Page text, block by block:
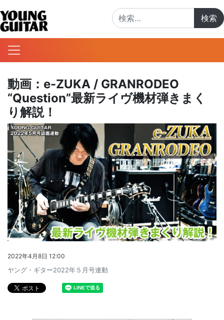
動画：e-ZUKA / GRANRODEO
“Question”最新ライヴ機材弾きまく
り解説！
2022年4月8日 12:00
ヤング・ギター2022年５月号連動